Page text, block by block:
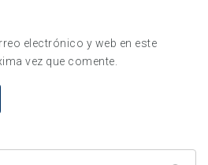
electrónico y web en este
vez que comente.